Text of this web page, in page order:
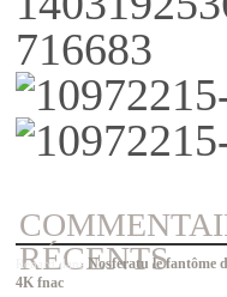
RÉCENTS
Renarddans Nosferatu le fantôme
4K fnac